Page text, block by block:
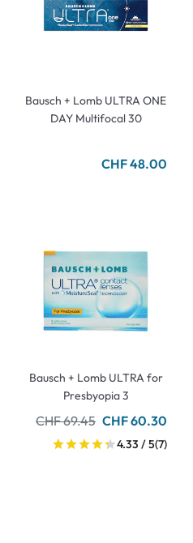
Bausch + Lomb ULTRA ONE
DAY Multifocal 30
CHF 48.00
Bausch + Lomb ULTRA for
Presbyopia 3
CHF 69.45 CHF 60.30
4.33 / 5(7)